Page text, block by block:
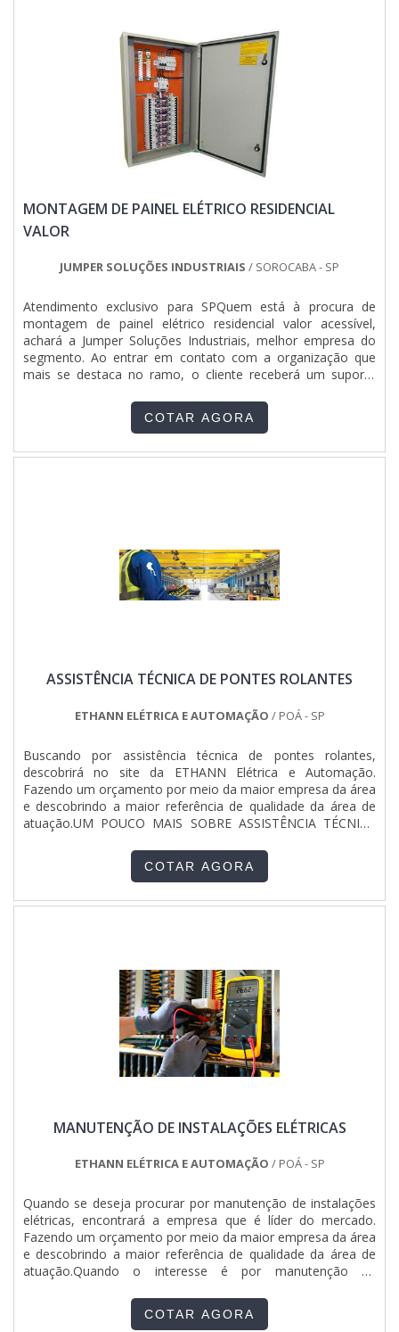
soluções para montagens eletromecânicas e instalações
elétricas. Com foco na experiência dos clientes, oferece
itens variados como qgbt elétrica e quadro elétrico industrial
com ótima qualidade e proteção.A empresa conta com um
time de profissionais qualificados para o serviço, além de
investir em equipamentos modernos, que se ajustam a
qualquer necessidade. A Jumper Soluções Industriais é uma
empresa que tem sido apontada de forma positiva no
segmento pela seriedade e qualidade que fecha o ciclo de
MONTAGEM DE PAINEL ELÉTRICO RESIDENCIAL
VALOR
JUMPER SOLUÇÕES INDUSTRIAIS / SOROCABA - SP
Atendimento exclusivo para SPQuem está à procura de
montagem de painel elétrico residencial valor acessível,
achará a Jumper Soluções Industriais, melhor empresa do
segmento. Ao entrar em contato com a organização que
mais se destaca no ramo, o cliente receberá um suporte
deseja solicitar.MAIS SOBRE MONTAGEM DE PAINEL
ELÉTRICO RESIDENCIAL VALOR JUSTOQuem precisa de
uma empresa altamente qualificada, acha a Jumper
empresas que não tenham produtos e serviços com ótima
qualidade e proteção, pontos importantes que ficam de fora
no planejamento de empresas que visam apenas o lucro,
evitar prejuízos com imprevistos e execuções mal
desnecessários.Existem diversos motivos para a Jumper
pensamos em uma empresa que entrega confiança e
serviços de qualidade. Alguns desses motivos são:
Atendimento personalizado; Profissionais com vasta
experiência na área de atuação; Diversas opções de
pagamento disponíveis; Excelente custo-benefício; Sede
com departamento técnico de engenharia e projetos com
capacidade para atender diversos tipos de serviços;
Equipamentos de última geração.QUALIDADES E PONTOS
FORTES DA EMPRESASomente na Jumper Soluções
Industriais existem as melhores variedades no segmento
quadro elétrico industrial.É uma empresa altamente
qualificada e comprometida com seus serviços,
qualificações possíveis pelo fato de possuir escritório de alta
qualidade onde são realizadas as atividades e sede em
localização privilegiada no estado de São Paulo.Tudo isso,
somado à performance de uma equipe multidisciplinar de
consultores associados e profissionais com vasta
COTAR AGORA
ASSISTÊNCIA TÉCNICA DE PONTES ROLANTES
ETHANN ELÉTRICA E AUTOMAÇÃO / POÁ - SP
Buscando por assistência técnica de pontes rolantes,
descobrirá no site da ETHANN Elétrica e Automação.
Fazendo um orçamento por meio da maior empresa da área
e descobrindo a maior referência de qualidade da área de
atuação.UM POUCO MAIS SOBRE ASSISTÊNCIA TÉCNICA
técnica pontes rolantes em uma empresa altamente
qualificada, consegue encontrar o site da ETHANN Elétrica e
elétrica predial e industrial, garantindo o que há de melhor
ótima qualidade e proteção, detalhes que passam
despercebidos e podem gerar prejuízo futuros para os
clientes.Existem muitas formas diferentes de demonstrar
conhecimento e autoridade em sua área de atuação. Os
motivos pelos quais a ETHANN Elétrica e Automação é a
melhor escolha quando procurar por assistência técnica
pontes rolantes: Comprometida com os serviços;
SEGMENTOApenas na ETHANN Elétrica e Automação tem o
pontes rolantes. Líder em qualidade, a empresa oferece uma
prediais e industriais.É reconhecida por ser comprometida
com os serviços e inovadora, qualificações possíveis pelo
fato de a empresa possuir escritório de alta qualidade onde
são realizadas as atividades e estrutura suficiente para
atender todas as demandas. Todos esses fatores,
agregados a uma equipe com colaboradores proativos e
trabalhadores de alta qualidade, garantem uma entrega de
excelência de ponta a ponta..
COTAR AGORA
MANUTENÇÃO DE INSTALAÇÕES ELÉTRICAS
ETHANN ELÉTRICA E AUTOMAÇÃO / POÁ - SP
Quando se deseja procurar por manutenção de instalações
elétricas, encontrará a empresa que é líder do mercado.
Fazendo um orçamento por meio da maior empresa da área
e descobrindo a maior referência de qualidade da área de
atuação.Quando o interesse é por manutenção de
ETHANN Elétrica e Automação irá encontrar excelente
custo-benefício com respeito aos prazos e atendimento aos
COTAR AGORA